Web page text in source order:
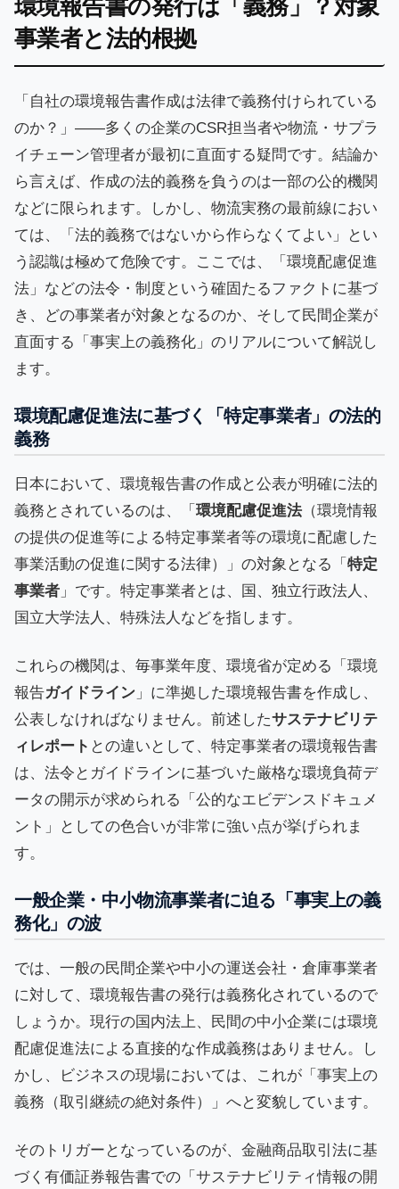
環境報告書の発行は「義務」？対象
事業者と法的根拠
「自社の環境報告書作成は法律で義務付けられている
のか？」――多くの企業のCSR担当者や物流・サプラ
イチェーン管理者が最初に直面する疑問です。結論か
ら言えば、作成の法的義務を負うのは一部の公的機関
などに限られます。しかし、物流実務の最前線におい
ては、「法的義務ではないから作らなくてよい」とい
う認識は極めて危険です。ここでは、「環境配慮促進
法」などの法令・制度という確固たるファクトに基づ
き、どの事業者が対象となるのか、そして民間企業が
直面する「事実上の義務化」のリアルについて解説し
ます。
環境配慮促進法に基づく「特定事業者」の法的
義務
日本において、環境報告書の作成と公表が明確に法的
義務とされているのは、「 環境配慮促進法 （環境情報
の提供の促進等による特定事業者等の環境に配慮した
事業活動の促進に関する法律）」の対象となる「 特定
事業者 」です。特定事業者とは、国、独立行政法人、
国立大学法人、特殊法人などを指します。
これらの機関は、毎事業年度、環境省が定める「環境
報告ガイドライン 」に準拠した環境報告書を作成し、
公表しなければなりません。前述したサステナビリテ
ィレポート との違いとして、特定事業者の環境報告書
は、法令とガイドラインに基づいた厳格な環境負荷デ
ータの開示が求められる「公的なエビデンスドキュメ
ント」としての色合いが非常に強い点が挙げられま
す。
一般企業・中小物流事業者に迫る「事実上の義
務化」の波
では、一般の民間企業や中小の運送会社・倉庫事業者
に対して、環境報告書の発行は義務化されているので
しょうか。現行の国内法上、民間の中小企業には環境
配慮促進法による直接的な作成義務はありません。し
かし、ビジネスの現場においては、これが「事実上の
義務（取引継続の絶対条件）」へと変貌しています。
そのトリガーとなっているのが、金融商品取引法に基
づく有価証券報告書での「サステナビリティ情報の開